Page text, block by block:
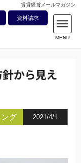
賃貸経営メールマガジン
資料請求
から見え
グ 2021/4/1